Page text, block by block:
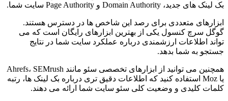
بک لینک های جدید، Domain Authority و Page Authority سایت شما.
ابزارهای متعددی برای رصد این شاخص ها در دسترس هستند.
گوگل سرچ کنسول یکی از بهترین ابزارهای رایگان است که می
تواند اطلاعات ارزشمندی درباره عملکرد سایت شما در نتایج
جستجو به شما بدهد.
همچنین می توانید از ابزارهای تخصصی سئو مانند Ahrefs، SEMrush
یا Moz استفاده کنید که اطلاعات دقیق تری درباره بک لینک ها، رتبه
کلمات کلیدی و وضعیت کلی سئو سایت شما ارائه می دهند.